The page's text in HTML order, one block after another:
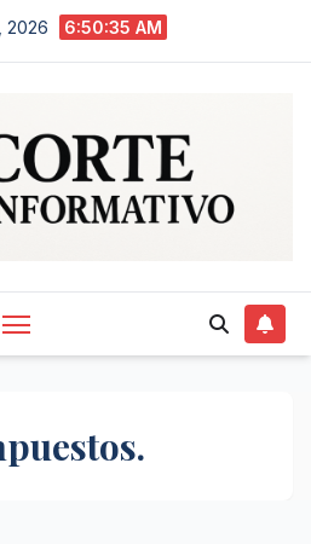
2026 6:50:35 AM